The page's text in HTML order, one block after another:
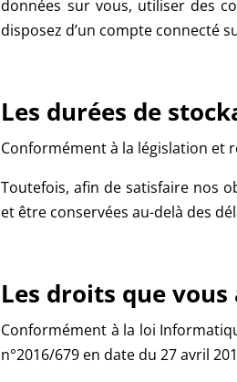
données sur vous, utiliser des
disposez d’un compte connecté
Les durées de
Conformément à la législation et
Toutefois, afin de satisfaire nos
et être conservées au-delà des
Les droits que
Conformément à la loi
n°2016/679 en date du 27 avril